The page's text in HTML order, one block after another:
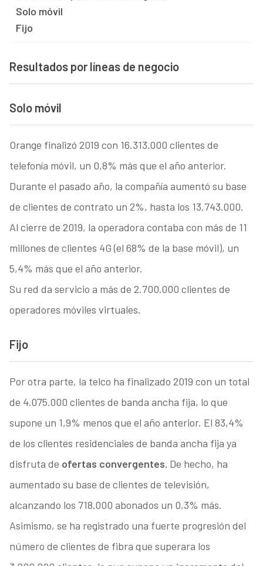
Solo móvil
Fijo
Resultados por líneas de negocio
Solo móvil
Orange finalizó 2019 con 16.313.000 clientes de
telefonía móvil, un 0,8% más que el año anterior.
Durante el pasado año, la compañía aumentó su base
de clientes de contrato un 2%, hasta los 13.743.000.
Al cierre de 2019, la operadora contaba con más de 11
millones de clientes 4G (el 68% de la base móvil), un
5,4% más que el año anterior.
Su red da servicio a más de 2.700.000 clientes de
operadores móviles virtuales.
Fijo
Por otra parte, la telco ha finalizado 2019 con un total
de 4.075.000 clientes de banda ancha fija, lo que
supone un 1,9% menos que el año anterior. El 83,4%
de los clientes residenciales de banda ancha fija ya
disfruta de ofertas convergentes. De hecho, ha
aumentado su base de clientes de televisión,
alcanzando los 718.000 abonados un 0,3% más.
Asimismo, se ha registrado una fuerte progresión del
número de clientes de fibra que superara los